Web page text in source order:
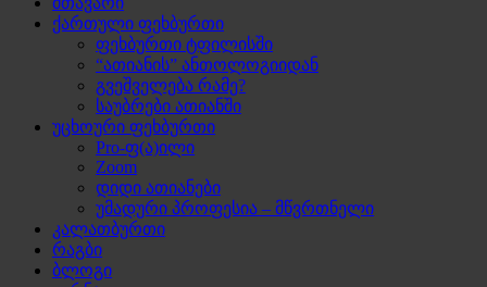
ქართული ფეხბურთი
ფეხბურთი ტფილისში
“ათიანის” ანთოლოგიიდან
გვეშველება რამე?
საუბრები ათიანში
უცხოური ფეხბურთი
Pro-ფ(ა)ილი
Zoom
დიდი ათიანები
უმადური პროფესია – მწვრთნელი
კალათბურთი
რაგბი
ბლოგი